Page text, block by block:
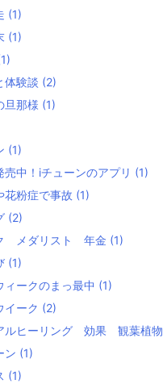
(1)
(1)
体験談 (2)
旦那様 (1)
(1)
売中！iチューンのアプリ (1)
花粉症で事故 (1)
(2)
メダリスト 年金 (1)
(1)
ィークのまっ最中 (1)
イーク (2)
ルヒーリング 効果 観葉植物
ン (1)
(1)